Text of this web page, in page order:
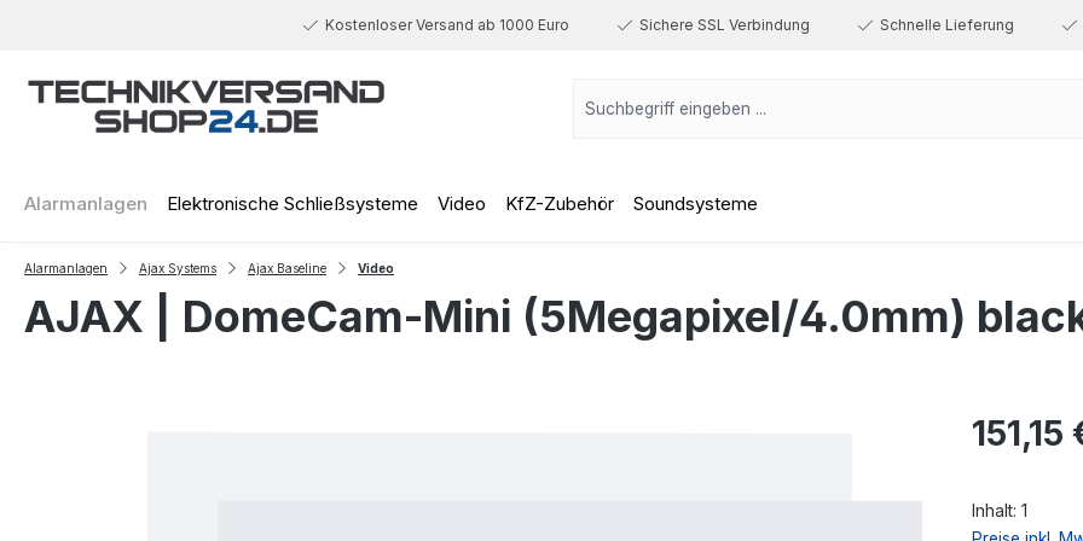
Kostenloser Versand ab 1000 Euro Sichere SSL Verbindung Schnelle Lieferung
Alarmanlagen Elektronische Schließsysteme Video KfZ-Zubehör Soundsysteme
Alarmanlagen Ajax Systems Ajax Baseline Video
AJAX | DomeCam-Mini (5Megapixel/4.0mm)
Regulärer
151,15
Inhalt: 1